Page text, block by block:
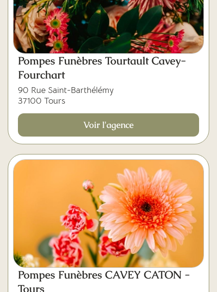
Pompes Funèbres Tourtault Cavey-
Fourchart
90 Rue Saint-Barthélémy
37100 Tours
Voir l'agence
Pompes Funèbres CAVEY CATON -
Tours